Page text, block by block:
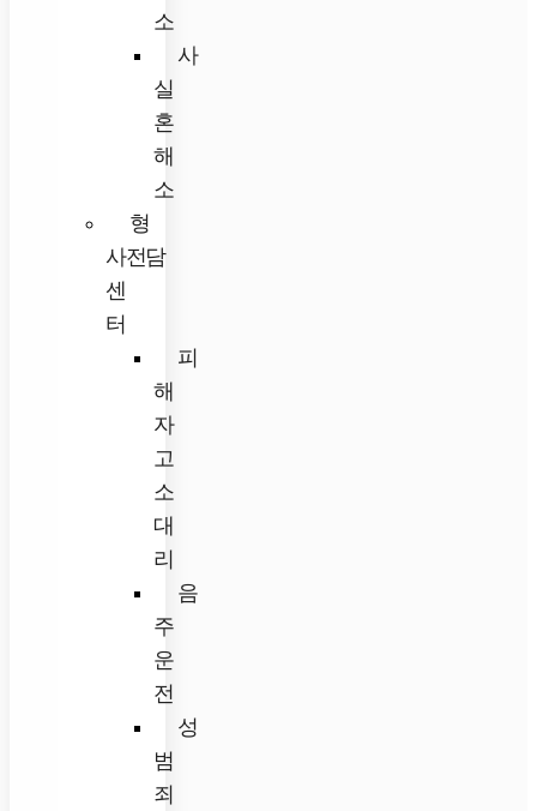
소
사
실
혼
해
소
형
사전담
센
터
피
해
자
고
소
대
리
음
주
운
전
성
범
죄